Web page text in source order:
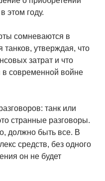
этом году.
сомневаются в
танков, утверждая, что
затрат и что
в современной войне
танк или
странные разговоры.
должно быть все. В
средств, без одного
он не будет